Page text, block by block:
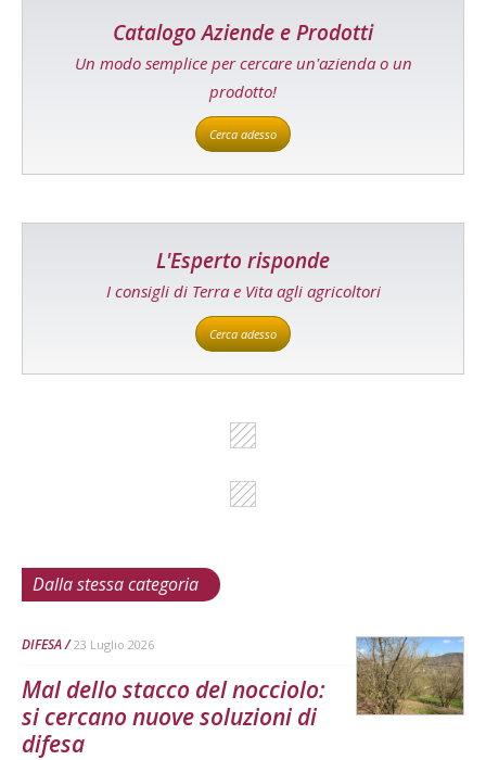
Catalogo Aziende e Prodotti
Un modo semplice per cercare un'azienda o un
prodotto!
Cerca adesso
L'Esperto risponde
I consigli di Terra e Vita agli agricoltori
Cerca adesso
Dalla stessa categoria
DIFESA 23 Luglio 2026
Mal dello stacco del nocciolo:
si cercano nuove soluzioni di
difesa